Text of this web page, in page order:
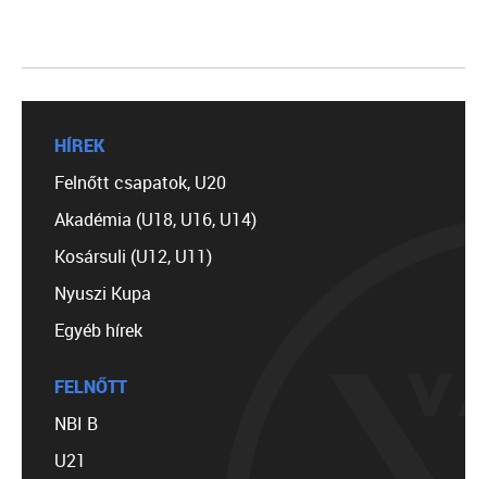
HÍREK
Felnőtt csapatok, U20
Akadémia (U18, U16, U14)
Kosársuli (U12, U11)
Nyuszi Kupa
Egyéb hírek
FELNŐTT
NBI B
U21